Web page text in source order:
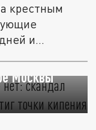
крестным
и...
— нет:
Москвы